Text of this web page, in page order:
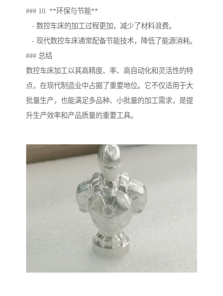
### 10. **环保与节能**
- 数控车床的加工过程更加，减少了材料浪费。
- 现代数控车床通常配备节能技术，降低了能源消耗。
### 总结
数控车床加工以其高精度、率、高自动化和灵活性的特
点，在现代制造业中占据了重要地位。它不仅适用于大
批量生产，也能满足多品种、小批量的加工需求，是提
升生产效率和产品质量的重要工具。